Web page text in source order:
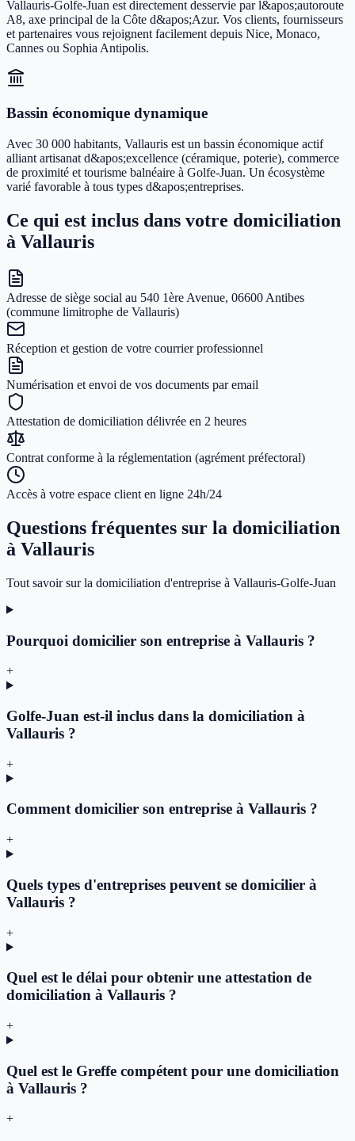
Vallauris-Golfe-Juan est directement desservie par l&apos;autoroute
A8, axe principal de la Côte d&apos;Azur. Vos clients, fournisseurs
et partenaires vous rejoignent facilement depuis Nice, Monaco,
Cannes ou Sophia Antipolis.
Bassin économique dynamique
Avec 30 000 habitants, Vallauris est un bassin économique actif
alliant artisanat d&apos;excellence (céramique, poterie), commerce
de proximité et tourisme balnéaire à Golfe-Juan. Un écosystème
varié favorable à tous types d&apos;entreprises.
Ce qui est inclus dans votre domiciliation
à Vallauris
Adresse de siège social au 540 1ère Avenue, 06600 Antibes
(commune limitrophe de Vallauris)
Réception et gestion de votre courrier professionnel
Numérisation et envoi de vos documents par email
Attestation de domiciliation délivrée en 2 heures
Contrat conforme à la réglementation (agrément préfectoral)
Accès à votre espace client en ligne 24h/24
Questions fréquentes sur la domiciliation
à Vallauris
Tout savoir sur la domiciliation d'entreprise à Vallauris-Golfe-Juan
Pourquoi domicilier son entreprise à Vallauris ?
+
Golfe-Juan est-il inclus dans la domiciliation à
Vallauris ?
+
Comment domicilier son entreprise à Vallauris ?
+
Quels types d'entreprises peuvent se domicilier à
Vallauris ?
+
Quel est le délai pour obtenir une attestation de
domiciliation à Vallauris ?
+
Quel est le Greffe compétent pour une domiciliation
à Vallauris ?
+